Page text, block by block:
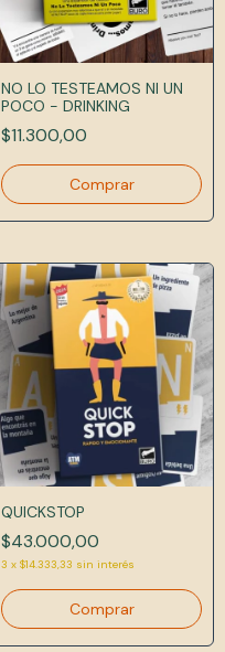
NO LO TESTEAMOS NI UN
POCO - DRINKING
$11.300,00
QUICKSTOP
$43.000,00
3 x $14.333,33 sin interés